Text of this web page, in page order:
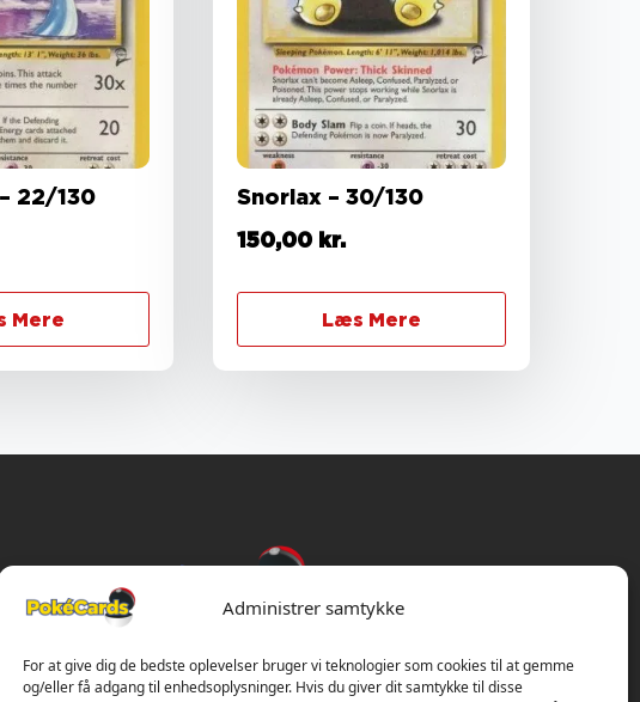
Administrer samtykke
For at give dig de bedste oplevelser bruger vi teknologier som cookies til at gemme
og/eller få adgang til enhedsoplysninger. Hvis du giver dit samtykke til disse
22/130
Mere
Snorlax – 30/130
150,00 kr.
Læs Mere